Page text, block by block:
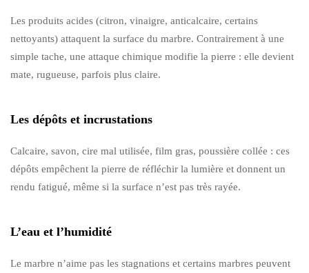
Les produits acides (citron, vinaigre, anticalcaire, certains
nettoyants) attaquent la surface du marbre. Contrairement à une
simple tache, une attaque chimique modifie la pierre : elle devient
mate, rugueuse, parfois plus claire.
Les dépôts et incrustations
Calcaire, savon, cire mal utilisée, film gras, poussière collée : ces
dépôts empêchent la pierre de réfléchir la lumière et donnent un
rendu fatigué, même si la surface n’est pas très rayée.
L’eau et l’humidité
Le marbre n’aime pas les stagnations et certains marbres peuvent